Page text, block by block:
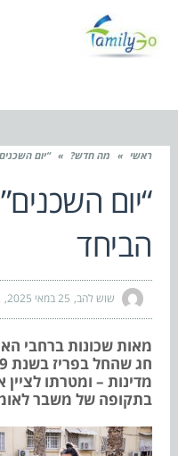
ראשי » מה חדש? » “יום
“יום
הביחד
שוש להב 25 במאי 2025
מאות שכונות ברחבי
מדינות – ומטרתו
בתקופה של משבר לאומי.